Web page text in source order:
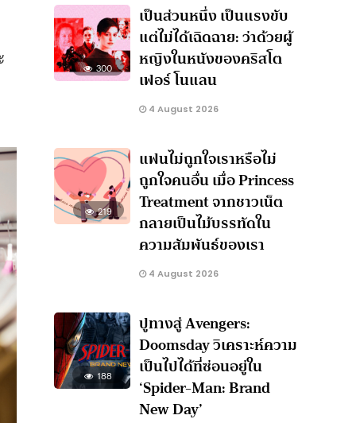
300
เป็นส่วนหนึ่ง เป็นแรงขับ
แต่ไม่ได้เฉิดฉาย: ว่าด้วยผู้
หญิงในหนังของคริสโต
เฟอร์ โนแลน
4 August 2026
219
แฟนไม่ถูกใจเราหรือไม่
ถูกใจคนอื่น เมื่อ Princess
Treatment จากชาวเน็ต
กลายเป็นไม้บรรทัดใน
ความสัมพันธ์ของเรา
4 August 2026
188
ปูทางสู่ Avengers:
Doomsday วิเคราะห์ความ
เป็นไปได้ที่ซ่อนอยู่ใน
‘Spider-Man: Brand
New Day’